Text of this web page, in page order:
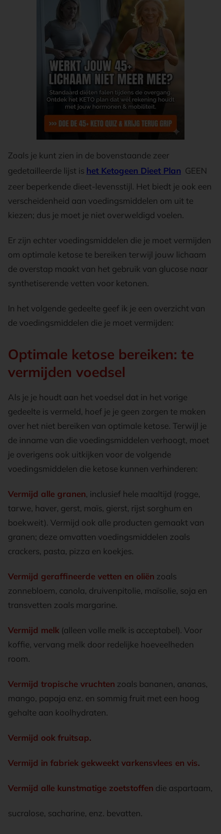
Zoals je kunt zien in de bovenstaande zeer
gedetailleerde lijst is het Ketogeen Dieet Plan GEEN
zeer beperkende dieet-levensstijl. Het biedt je ook een
verscheidenheid aan voedingsmiddelen om uit te
kiezen; dus je moet je niet overweldigd voelen.
Er zijn echter voedingsmiddelen die je moet vermijden
om optimale ketose te bereiken terwijl jouw lichaam
de overstap maakt van het gebruik van glucose naar
synthetiserende vetten voor ketonen.
In het volgende gedeelte geef ik je een overzicht van
de voedingsmiddelen die je moet vermijden:
Optimale ketose bereiken: te
vermijden voedsel
Als je je houdt aan het voedsel dat in het vorige
gedeelte is vermeld, hoef je je geen zorgen te maken
over het niet bereiken van optimale ketose. Terwijl je
de inname van die voedingsmiddelen verhoogt, moet
je overigens ook uitkijken voor de volgende
voedingsmiddelen die ketose kunnen verhinderen:
Vermijd alle granen, inclusief hele maaltijd (rogge,
tarwe, haver, gerst, maïs, gierst, rijst sorghum en
boekweit). Vermijd ook alle producten gemaakt van
granen; deze omvatten voedingsmiddelen zoals
crackers, pasta, pizza en koekjes.
Vermijd geraffineerde vetten en oliën zoals
zonnebloem, canola, druivenpitolie, maïsolie, soja en
transvetten zoals margarine.
Vermijd melk (alleen volle melk is acceptabel). Voor
koffie, vervang melk door redelijke hoeveelheden
room.
Vermijd tropische vruchten zoals bananen, ananas,
mango, papaja enz. en sommig fruit met een hoog
gehalte aan koolhydraten.
Vermijd ook fruitsap.
Vermijd in fabriek gekweekt varkensvlees en vis.
Vermijd alle kunstmatige zoetstoffen die aspartaam,
sucralose, sacharine, enz. bevatten.